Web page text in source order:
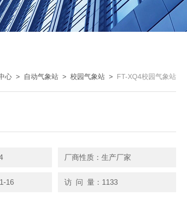
心 > 自动气象站 > 校园气象站 > FT-XQ4校园气象站
厂商性质：生产厂家
16 访 问 量：1133